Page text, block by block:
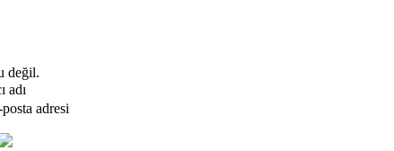
değil.
adı
adresi